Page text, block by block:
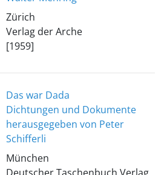
Zürich
Verlag der Arche
[1959]
Das war Dada
Dichtungen und Dokumente
herausgegeben von Peter
Schifferli
München